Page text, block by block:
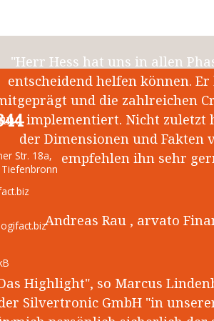
"Herr Hess hat uns in allen
entscheidend helfen können.
und die zahlreichen
implementiert. Nicht zuletzt
der Dimensionen und Fakten
empfehlen ihn sehr
Andreas Rau , arvato
Highlight", so Marcus
Silvertronic GmbH "in
Str. 18a,